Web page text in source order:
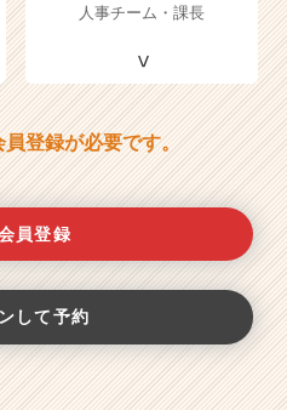
人事チーム・課長
登録が必要です。
員登録
して予約